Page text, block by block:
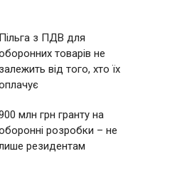
Пільга з ПДВ для
товарів не
залежить від того, хто їх
млн грн гранту на
розробки – не
резидентам